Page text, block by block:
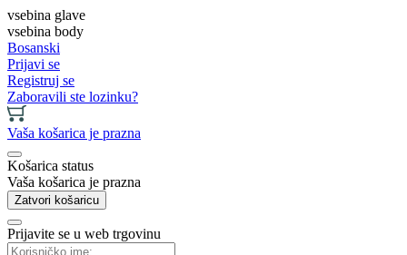
vsebina glave
vsebina body
Bosanski
Prijavi se
Registruj se
Zaboravili ste lozinku?
Vaša košarica je prazna
Košarica status
Vaša košarica je prazna
Zatvori košaricu
Prijavite se u web trgovinu